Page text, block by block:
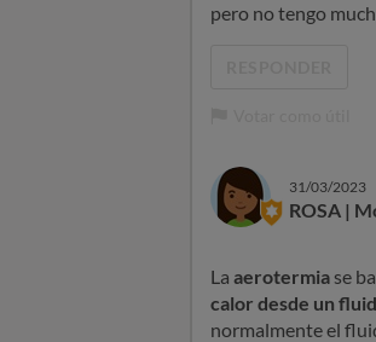
pero no tengo
31/03/2023
ROSA |
La aerotermia se
calor desde un
normalmente el